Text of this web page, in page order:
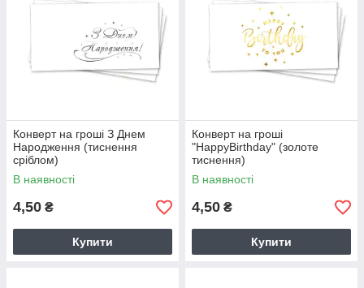
Конверт на гроші З Днем
Народження (тиснення
сріблом)
В наявності
4,50 ₴
Купити
Конверт на гроші
"HappyBirthday" (золоте
тиснення)
В наявності
4,50 ₴
Купити